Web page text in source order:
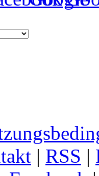
| RSS |